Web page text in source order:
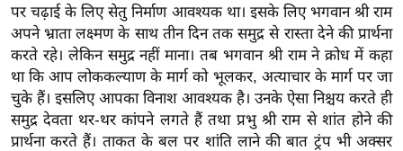
य
ब
ज
ट
खे
ल
पर चढ़ाई के लिए सेतु निर्माण आवश्‍यक था। इसके लिए भगवान श्री राम
अपने भ्राता लक्ष्‍मण के साथ तीन दिन तक समुद्र से रास्‍ता देने की प्रार्थना
करते रहे। लेकिन समुद्र नहीं माना। तब भगवान श्री राम ने क्रोध में कहा
था कि आप लोककल्याण के मार्ग को भूलकर, अत्याचार के मार्ग पर जा
चुके हैं। इसलिए आपका विनाश आवश्यक है। उनके ऐसा निश्चय करते ही
समुद्र देवता थर-थर कांपने लगते हैं तथा प्रभु श्री राम से शांत होने की
प्रार्थना करते हैं। ताकत के बल पर शांति लाने की बात ट्रंप भी अक्सर